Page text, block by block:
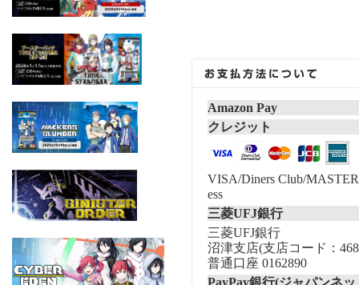
Amazon Pay
クレジット
VISA/Diners Club/
ess
三菱UFJ銀行
三菱UFJ銀行
沼津支店(支店コード：
普通口座 0162890
PayPay銀行(ジャパンネ